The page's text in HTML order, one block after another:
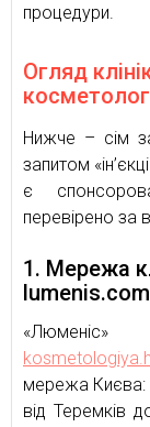
процедури.
Огляд
Нижче – сім
запитом
є
перевірено за
1. Мережа
мережа Києва:
від Теремків